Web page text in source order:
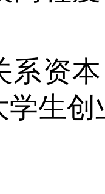
系资
学生